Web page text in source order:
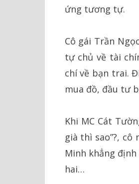
ứng tương tự.
Cô gái Trần
tự chủ về tài
chí về bạn trai.
mua đồ, đầu tư
Khi MC Cát
già thì sao”?, cô
Minh khẳng
hai…